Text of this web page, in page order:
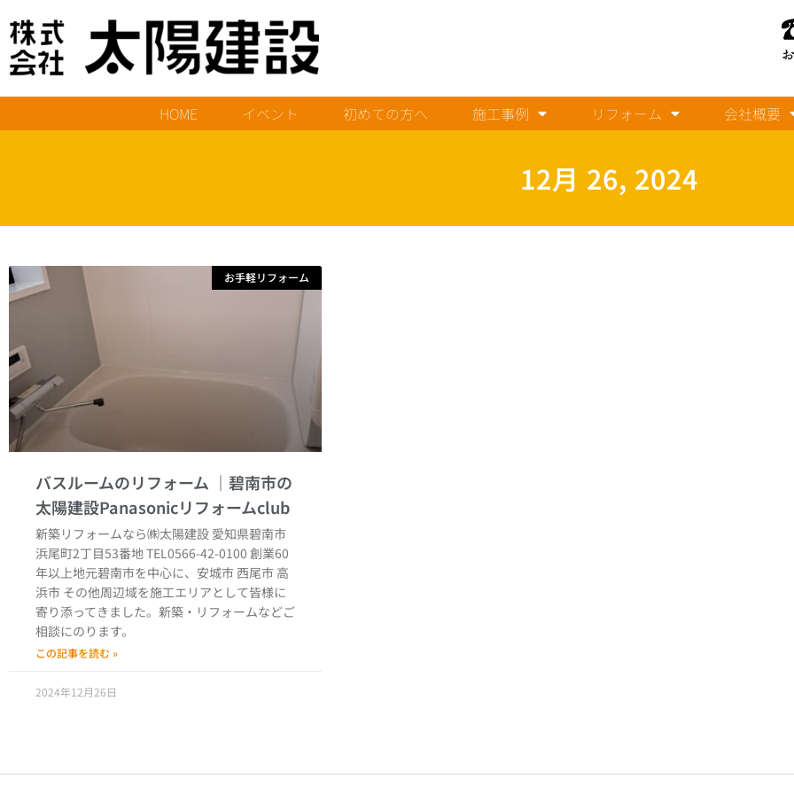
HOME イベント 初めての方へ 施工事例 リフォーム 会社概要
12月 26, 2024
お手軽リフォーム
バスルームのリフォーム
新築リフォームなら㈱太陽建設 愛知県碧南市
浜尾町2丁目53番地 TEL0566-42-0100 創業60
年以上地元碧南市を中心に、安城市 西尾市 高
浜市 その他周辺域を施工エリアとして皆様に
寄り添ってきました。新築・リフォームなどご
相談にのります。
この記事を読む »
2024年12月26日